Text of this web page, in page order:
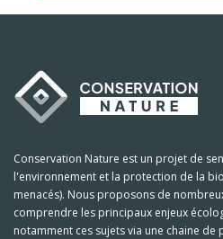
Conservation Nature est un projet de
l'environnement et la protection de la
menacés). Nous proposons de
comprendre les principaux enjeux
notamment ces sujets via une chaine